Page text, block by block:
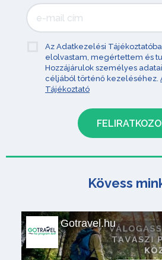
Az Adatkezelési
elolvastam, megértettem és
Hozzájárulok személyes
céljából történő kezeléséhez.
Tájékoztató
Kövess
Gotravel.hu